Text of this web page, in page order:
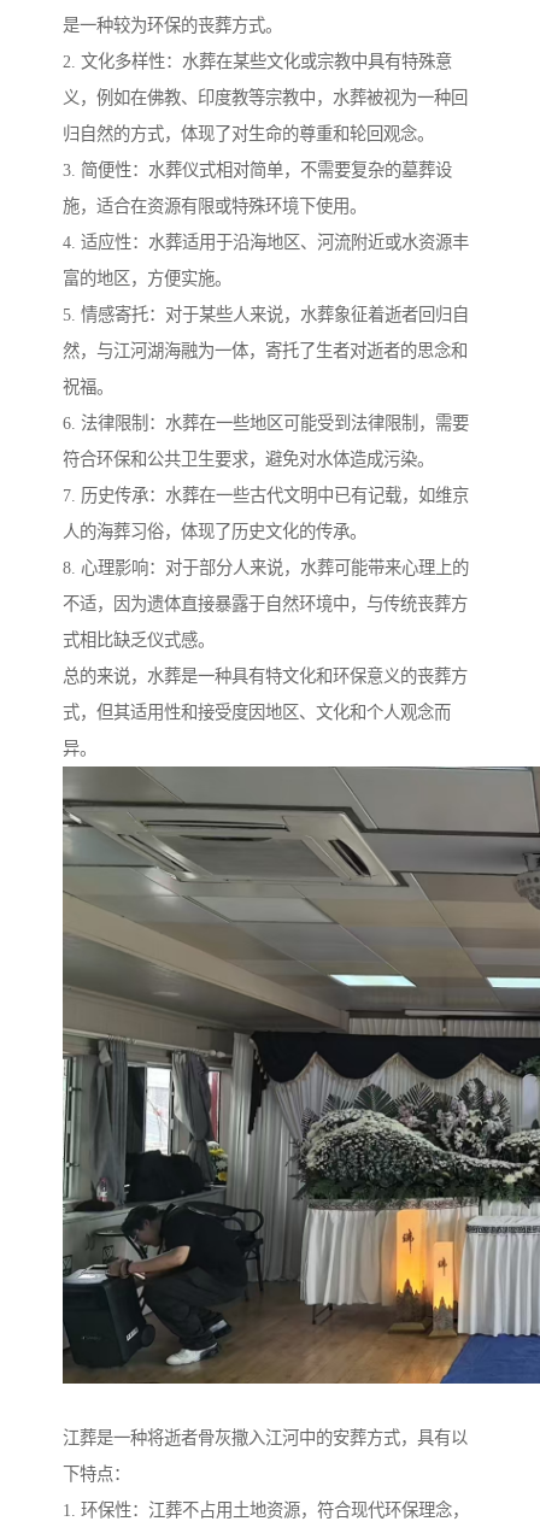
是一种较为环保的丧葬方式。
2. 文化多样性：水葬在某些文化或宗教中具有特殊意
义，例如在佛教、印度教等宗教中，水葬被视为一种回
归自然的方式，体现了对生命的尊重和轮回观念。
3. 简便性：水葬仪式相对简单，不需要复杂的墓葬设
施，适合在资源有限或特殊环境下使用。
4. 适应性：水葬适用于沿海地区、河流附近或水资源丰
富的地区，方便实施。
5. 情感寄托：对于某些人来说，水葬象征着逝者回归自
然，与江河湖海融为一体，寄托了生者对逝者的思念和
祝福。
6. 法律限制：水葬在一些地区可能受到法律限制，需要
符合环保和公共卫生要求，避免对水体造成污染。
7. 历史传承：水葬在一些古代文明中已有记载，如维京
人的海葬习俗，体现了历史文化的传承。
8. 心理影响：对于部分人来说，水葬可能带来心理上的
不适，因为遗体直接暴露于自然环境中，与传统丧葬方
式相比缺乏仪式感。
总的来说，水葬是一种具有特文化和环保意义的丧葬方
式，但其适用性和接受度因地区、文化和个人观念而
异。
江葬是一种将逝者骨灰撒入江河中的安葬方式，具有以
下特点：
1. 环保性：江葬不占用土地资源，符合现代环保理念，